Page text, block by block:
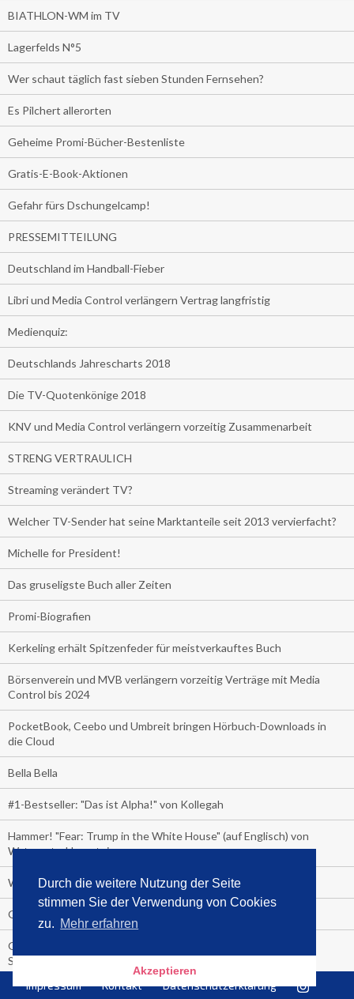
Durch die weitere Nutzung der Seite
stimmen Sie der Verwendung von Cookies
zu. Mehr erfahren
Akzeptieren
BIATHLON-WM im TV
Lagerfelds N°5
Wer schaut täglich fast sieben Stunden Fernsehen?
Es Pilchert allerorten
Geheime Promi-Bücher-Bestenliste
Gratis-E-Book-Aktionen
Gefahr fürs Dschungelcamp!
PRESSEMITTEILUNG
Deutschland im Handball-Fieber
Libri und Media Control verlängern Vertrag langfristig
Medienquiz:
Deutschlands Jahrescharts 2018
Die TV-Quotenkönige 2018
KNV und Media Control verlängern vorzeitig Zusammenarbeit
STRENG VERTRAULICH
Streaming verändert TV?
Welcher TV-Sender hat seine Marktanteile seit 2013 vervierfacht?
Michelle for President!
Das gruseligste Buch aller Zeiten
Promi-Biografien
Kerkeling erhält Spitzenfeder für meistverkauftes Buch
Börsenverein und MVB verlängern vorzeitig Verträge mit Media
Control bis 2024
PocketBook, Ceebo und Umbreit bringen Hörbuch-Downloads in
die Cloud
Bella Bella
#1-Bestseller: "Das ist Alpha!" von Kollegah
Hammer! "Fear: Trump in the White House" (auf Englisch) von
Watergate-Urgestein
Wie alt sind die TV-Zuschauer
Geisterfahrer auf Überholspur
Gegen Einsamkeit: Single-Haushalte schauen täglich fast 6
Stunden TV
TV-Quote:
Impressum Kontakt Datenschutzerklärung